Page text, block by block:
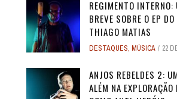
REGIMENTO INTERNO:
BREVE SOBRE O EP
THIAGO MATIAS
DESTAQUES, MÚSICA 22
ANJOS REBELDES 2:
ALÉM NA EXPLORAÇÃO